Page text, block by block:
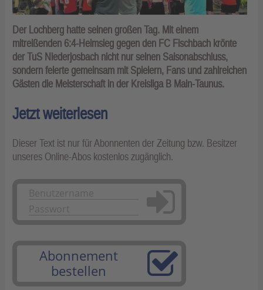
Der Lochberg hatte seinen großen Tag. Mit einem
mitreißenden 6:4-Heimsieg gegen den FC Fischbach krönte
der TuS Niederjosbach nicht nur seinen Saisonabschluss,
sondern feierte gemeinsam mit Spielern, Fans und zahlreichen
Gästen die Meisterschaft in der Kreisliga B Main-Taunus.
Jetzt weiterlesen
Dieser Text ist nur für Abonnenten der Zeitung bzw. Besitzer
unseres Online-Abos kostenlos zugänglich.
Anmelden
Abonnement
bestellen